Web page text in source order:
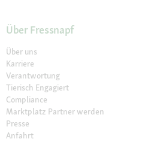
Über Fressnapf
Über uns
Karriere
Verantwortung
Tierisch Engagiert
Compliance
Marktplatz Partner werden
Presse
Anfahrt